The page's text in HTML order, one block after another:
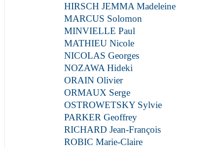
HIRSCH JEMMA Madeleine
MARCUS Solomon
MINVIELLE Paul
MATHIEU Nicole
NICOLAS Georges
NOZAWA Hideki
ORAIN Olivier
ORMAUX Serge
OSTROWETSKY Sylvie
PARKER Geoffrey
RICHARD Jean-François
ROBIC Marie-Claire